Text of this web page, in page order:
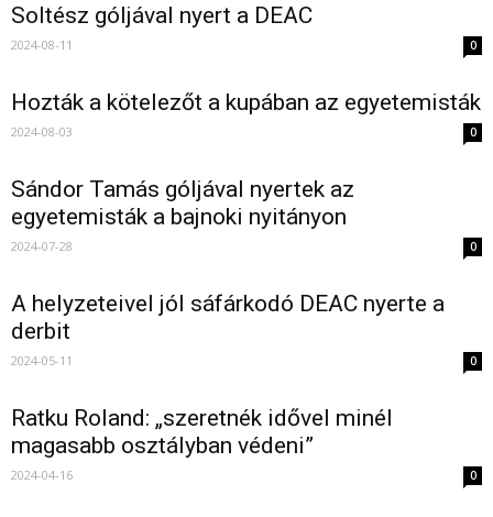
Soltész góljával nyert a DEAC
2024-08-11 0
Hozták a kötelezőt a kupában az egyetemisták
2024-08-03 0
Sándor Tamás góljával nyertek az
egyetemisták a bajnoki nyitányon
2024-07-28 0
A helyzeteivel jól sáfárkodó DEAC nyerte a
derbit
2024-05-11 0
Ratku Roland: „szeretnék idővel minél
magasabb osztályban védeni”
2024-04-16 0